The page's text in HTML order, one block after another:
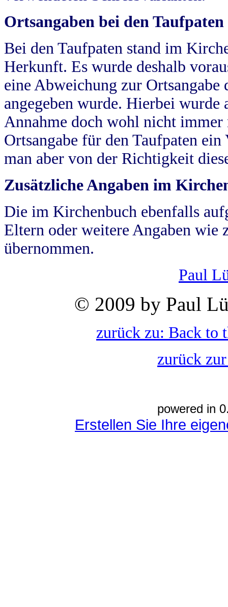
Ortsangaben bei den Taufpaten
Bei den Taufpaten stand im
Herkunft. Es wurde deshalb
eine Abweichung zur
angegeben wurde. Hierbei wurde
Annahme doch wohl nicht
Ortsangabe für den Taufpaten
man aber von der Richtigkeit
Zusätzliche Angaben im
Die im Kirchenbuch ebenfalls
Eltern oder weitere Angaben wie
übernommen.
Paul
© 2009 by Paul
zurück zu: Back to
zurück
powered in
Erstellen Sie Ihre